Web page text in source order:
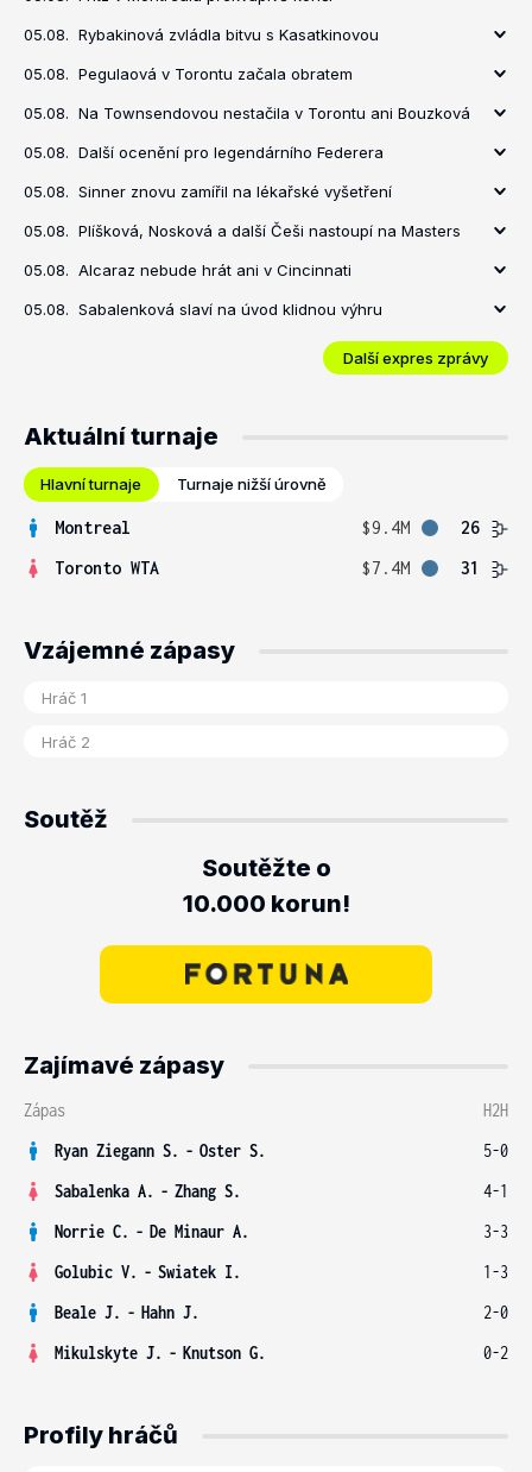
05.08. Rybakinová zvládla bitvu s Kasatkinovou
05.08. Pegulaová v Torontu začala obratem
05.08. Na Townsendovou nestačila v Torontu ani Bouzková
05.08. Další ocenění pro legendárního Federera
05.08. Sinner znovu zamířil na lékařské vyšetření
05.08. Plíšková, Nosková a další Češi nastoupí na Masters
05.08. Alcaraz nebude hrát ani v Cincinnati
05.08. Sabalenková slaví na úvod klidnou výhru
Další expres zprávy
Aktuální turnaje
Hlavní turnaje Turnaje nižší úrovně
Montreal $9.4M
26
Toronto WTA
$7.4M 31
Vzájemné zápasy
Soutěž
Soutěžte o
10.000 korun!
Zajímavé zápasy
Zápas
H2H
Ryan Ziegann S. - Oster S.
5-0
Sabalenka A. - Zhang S.
4-1
Norrie C. - De Minaur A.
3-3
Golubic V. - Swiatek I.
1-3
Beale J. - Hahn J.
2-0
Mikulskyte J. - Knutson G. 0-2
Profily hráčů